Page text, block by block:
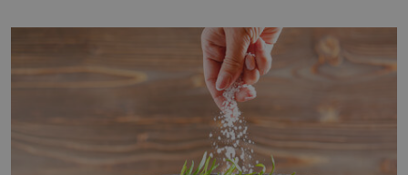
Když se ke mně doneslo, že si manžel pořídil milenku,